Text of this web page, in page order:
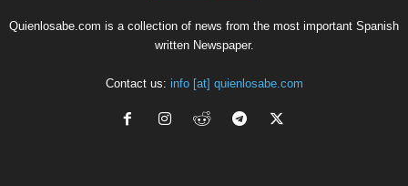
Quienlosabe.com is a collection of news from the most important Spanish
written Newspaper.
Contact us: info [at] quienlosabe.com